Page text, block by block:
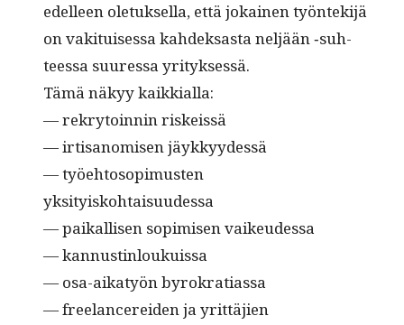
edelleen ole­tuk­sel­la, että jokainen työn­tek­i­jä
on vak­i­tuises­sa kahdek­sas­ta neljään ‑suh­
teessa suures­sa yrityksessä.
Tämä näkyy kaikkialla:
— rekry­toin­nin riskeissä
— irti­sanomisen jäykkyydessä
— työe­htosopimusten
yksityiskohtaisuudessa
— paikallisen sopimisen vaikeudessa
— kannustinloukuissa
— osa-aikatyön byrokratiassa
— free­lancerei­den ja yrit­täjien